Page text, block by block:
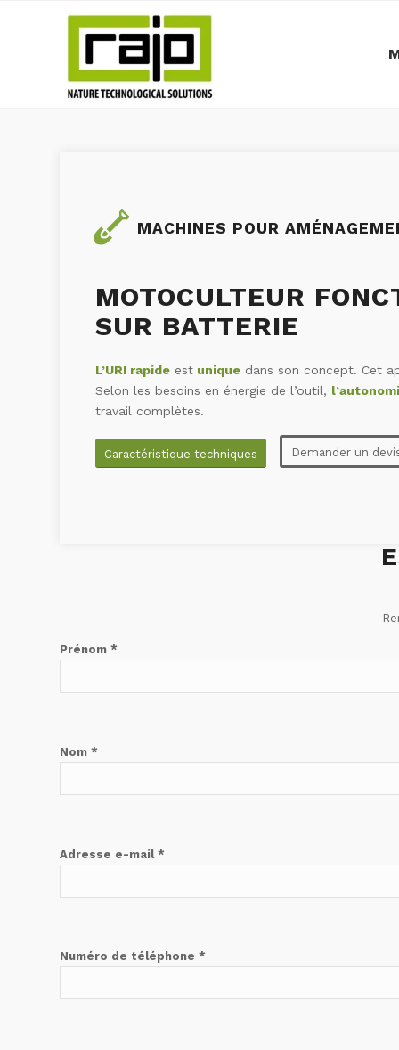
MACHINES POUR
MOTOCULTEUR
SUR BATTERIE
L’URI rapide est unique dans son concept. Cet
Selon les besoins en énergie de l’outil,
travail complètes.
Caractéristique techniques Demander un
Prénom *
Nom *
Adresse e-mail *
Numéro de téléphone *